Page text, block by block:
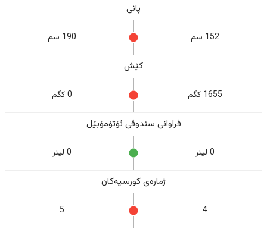
پانی
152 سم 190 سم
کێش
1655 کگم 0 کگم
فراوانی سندوقی ئۆتۆمۆبێل
0 لیتر 0 لیتر
ژمارەی کورسیەکان
4
5